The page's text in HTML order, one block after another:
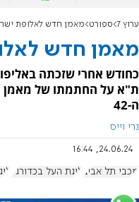
ערוץ 7 ספורט מאמן חדש לאלופת
מאמן חדש
כחודש אחרי שזכתה
ת"א על החתמתו של מאמן
ה-42
נרי וייס
24.06.24, 16:44
מכבי תל אביב ליגת העל בכדורגל